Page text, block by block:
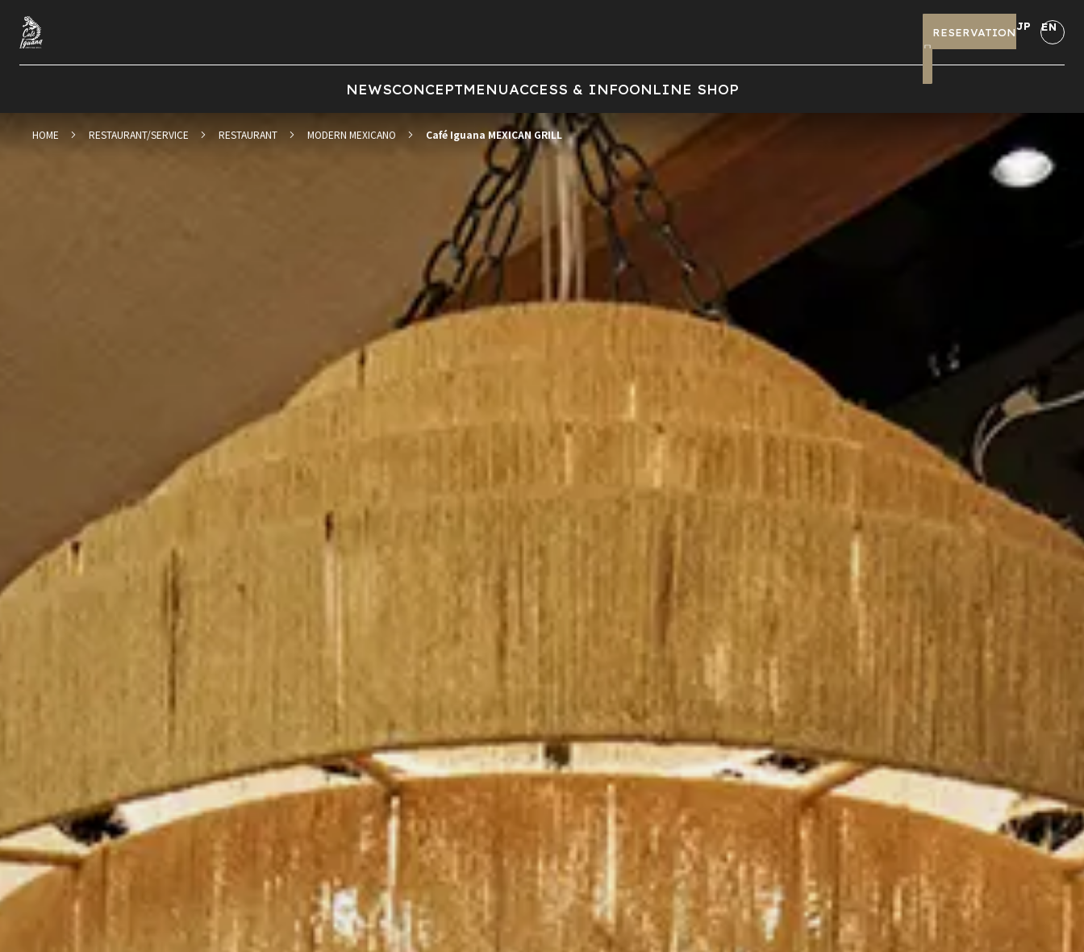
RESERVATION
JP EN
NEWSCONCEPTMENUACCESS & INFOONLINE SHOP
HOME RESTAURANT/SERVICE RESTAURANT MODERN MEXICANO Café Iguana MEXICAN GRILL
前の画像 次の画像